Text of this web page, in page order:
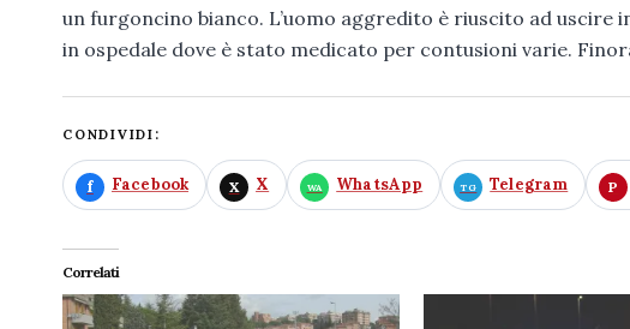
un furgoncino bianco. L’uomo aggredito è riuscito ad uscire
in ospedale dove è stato medicato per contusioni varie.
CONDIVIDI:
Facebook X WhatsApp Telegram
Correlati